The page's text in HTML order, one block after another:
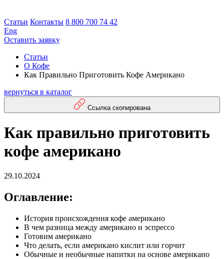
Статьи Контакты 8 800 700 74 42
Eng
Оставить заявку
Статьи
О Кофе
Как Правильно Приготовить Кофе Американо
вернуться в каталог
Ссылка скопирована
Как правильно приготовить
кофе американо
29.10.2024
Оглавление:
История происхождения кофе американо
В чем разница между американо и эспрессо
Готовим американо
Что делать, если американо кислит или горчит
Обычные и необычные напитки на основе американо